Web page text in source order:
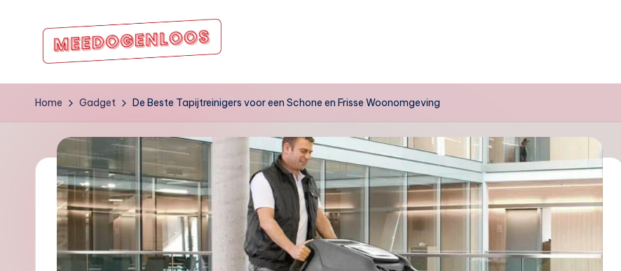
inhoud
m
e
d
Home Gadget De Beste Tapijtreinigers voor een Schone en Frisse Woonomgeving